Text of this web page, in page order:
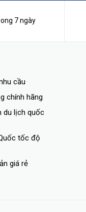
dễ dàng, báo
7 ngày
cầu
chính hãng
du lịch quốc
tốc độ
giá rẻ